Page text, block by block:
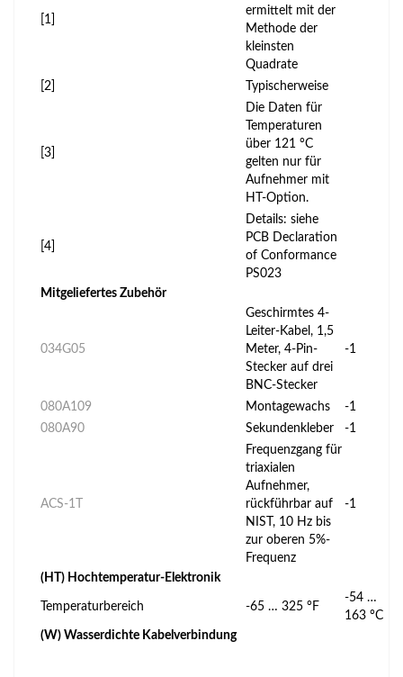
[1]
ermittelt mit der
Methode der
kleinsten
Quadrate
[2]
Typischerweise
[3]
Die Daten für
Temperaturen
über 121 °C
gelten nur für
Aufnehmer mit
HT-Option.
[4]
Details: siehe
PCB Declaration
of Conformance
PS023
Mitgeliefertes Zubehör
034G05
Geschirmtes 4-
Leiter-Kabel, 1,5
Meter, 4-Pin-
Stecker auf drei
BNC-Stecker
-1
080A109 Montagewachs
-1
080A90
Sekundenkleber -1
ACS-1T
Frequenzgang für
triaxialen
Aufnehmer,
rückführbar auf
NIST, 10 Hz bis
zur oberen 5%-
Frequenz
-1
(HT) Hochtemperatur-Elektronik
Temperaturbereich -65 … 325 °F
-54 …
163 °C
(W) Wasserdichte Kabelverbindung